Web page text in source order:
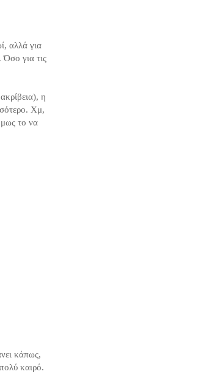
αλλά για
Όσο για τις
η
Χμ,
το να
κάπως,
καιρό.